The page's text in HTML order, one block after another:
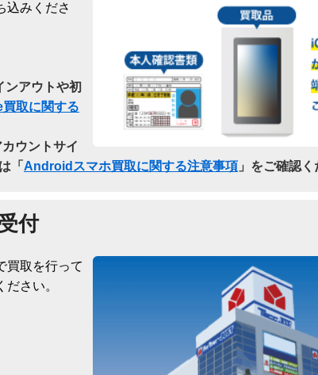
込みくださ
アウトや初
取に関する
ウントサイ
「 Androidスマホ買取に関する注意事項 」をご確認
付
買取を行って
さい。